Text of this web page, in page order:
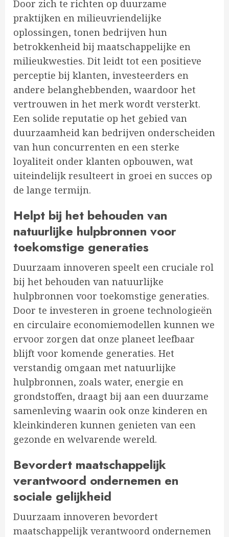
Door zich te richten op duurzame
praktijken en milieuvriendelijke
oplossingen, tonen bedrijven hun
betrokkenheid bij maatschappelijke en
milieukwesties. Dit leidt tot een positieve
perceptie bij klanten, investeerders en
andere belanghebbenden, waardoor het
vertrouwen in het merk wordt versterkt.
Een solide reputatie op het gebied van
duurzaamheid kan bedrijven onderscheiden
van hun concurrenten en een sterke
loyaliteit onder klanten opbouwen, wat
uiteindelijk resulteert in groei en succes op
de lange termijn.
Helpt bij het behouden van
natuurlijke hulpbronnen voor
toekomstige generaties
Duurzaam innoveren speelt een cruciale rol
bij het behouden van natuurlijke
hulpbronnen voor toekomstige generaties.
Door te investeren in groene technologieën
en circulaire economiemodellen kunnen we
ervoor zorgen dat onze planeet leefbaar
blijft voor komende generaties. Het
verstandig omgaan met natuurlijke
hulpbronnen, zoals water, energie en
grondstoffen, draagt bij aan een duurzame
samenleving waarin ook onze kinderen en
kleinkinderen kunnen genieten van een
gezonde en welvarende wereld.
Bevordert maatschappelijk
verantwoord ondernemen en
sociale gelijkheid
Duurzaam innoveren bevordert
maatschappelijk verantwoord ondernemen